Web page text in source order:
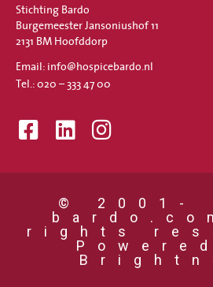
Stichting Bardo
Burgemeester Jansoniushof 11
2131 BM Hoofddorp
Email: info@hospicebardo.nl
Tel.: 020 – 333 47 00
© 2001-
rights